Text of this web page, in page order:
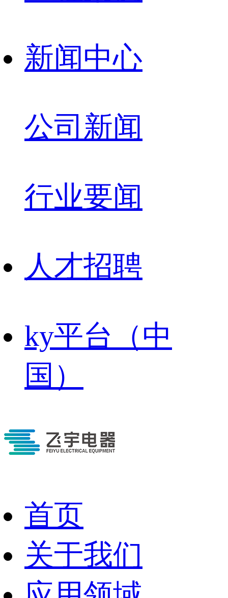
新闻中心
公司新闻
行业要闻
人才招聘
ky平台（中
国）
首页
关于我们